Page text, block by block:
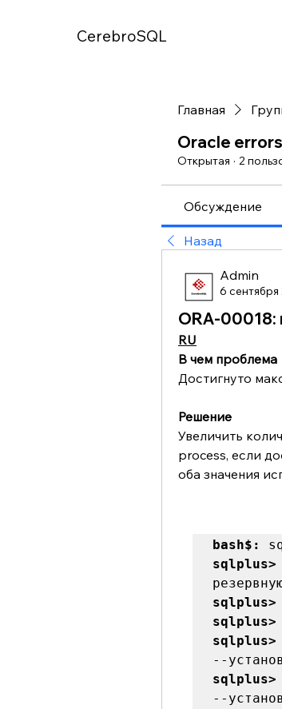
CerebroSQL
Главная
Oracle errors
Открытая · 2
Обсуждение
Назад
Admin
6 сентября
ORA-
RU
В чем проблема
Достигнуто
Решение
Увеличить
process, если
оба значения
bash$:
sqlplus>
sqlplus>
sqlplus>
sqlplus>
sqlplus>